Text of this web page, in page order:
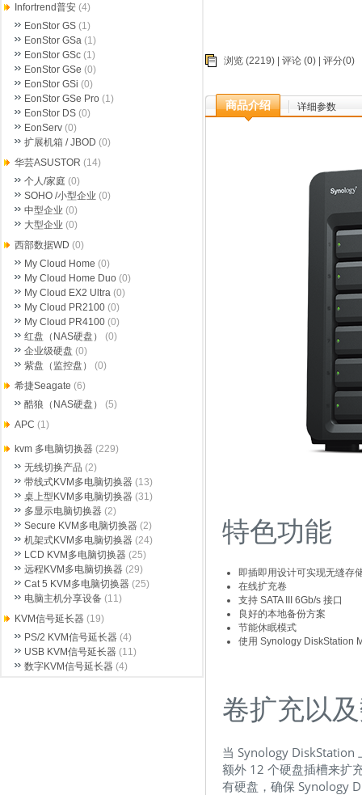
浏览 (2219) | 评论 (0) | 评分(0)
商品介绍 详细参数
特色功能
即插即用设计可实现无缝存
在线扩充卷
支持 SATA III 6Gb/s 接口
良好的本地备份方案
节能休眠模式
使用 Synology DiskStation
卷扩充以
当 Synology DiskStation
额外 12 个硬盘插槽来扩
有硬盘，确保 Synology
Infortrend普安 (4)
EonStor GS (1)
EonStor GSa (1)
EonStor GSc (1)
EonStor GSe (0)
EonStor GSi (0)
EonStor GSe Pro (1)
EonStor DS (0)
EonServ (0)
扩展机箱 / JBOD (0)
华芸ASUSTOR (14)
个人/家庭 (0)
SOHO /小型企业 (0)
中型企业 (0)
大型企业 (0)
西部数据WD (0)
My Cloud Home (0)
My Cloud Home Duo (0)
My Cloud EX2 Ultra (0)
My Cloud PR2100 (0)
My Cloud PR4100 (0)
红盘（NAS硬盘）
(0)
企业级硬盘 (0)
紫盘（监控盘）
(0)
希捷Seagate (6)
酷狼（NAS硬盘）
(5)
APC (1)
kvm 多电脑切换器 (229)
无线切换产品 (2)
带线式KVM多电脑切换器 (13)
桌上型KVM多电脑切换器 (31)
多显示电脑切换器 (2)
Secure KVM多电脑切换器 (2)
机架式KVM多电脑切换器 (24)
LCD KVM多电脑切换器 (25)
远程KVM多电脑切换器 (29)
Cat 5 KVM多电脑切换器 (25)
电脑主机分享设备 (11)
KVM信号延长器 (19)
PS/2 KVM信号延长器 (4)
USB KVM信号延长器 (11)
数字KVM信号延长器 (4)